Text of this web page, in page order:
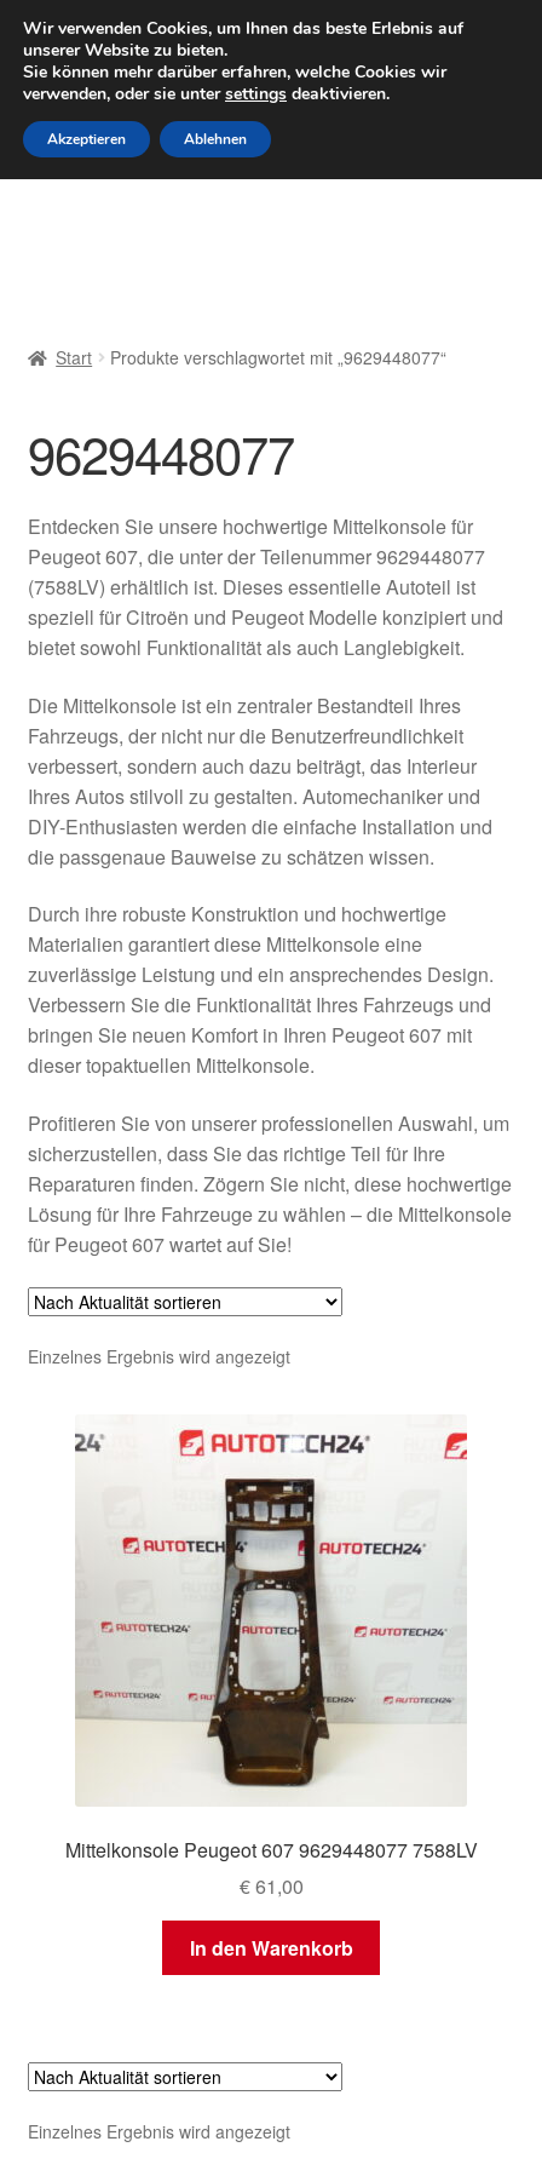
LIEFERUNG ab 6 EUR
Mo–Fr 9–16 Uhr · 0175 7465658
Zur
Navigation
springen
Zum
Inhalt
springen
Datenschutz-Bestimmungen
Impressum
Kasse
Kontakt
Lieferung
Mein Konto
Über uns
Warenkorb
Weltweiter Versand
Zahlungen
Start Produkte verschlagwortet mit „9629448077“
9629448077
Entdecken Sie unsere hochwertige Mittelkonsole für
Peugeot 607, die unter der Teilenummer 9629448077
(7588LV) erhältlich ist. Dieses essentielle Autoteil ist
speziell für Citroën und Peugeot Modelle konzipiert und
bietet sowohl Funktionalität als auch Langlebigkeit.
Die Mittelkonsole ist ein zentraler Bestandteil Ihres
Fahrzeugs, der nicht nur die Benutzerfreundlichkeit
verbessert, sondern auch dazu beiträgt, das Interieur
Ihres Autos stilvoll zu gestalten. Automechaniker und
DIY-Enthusiasten werden die einfache Installation und
die passgenaue Bauweise zu schätzen wissen.
Durch ihre robuste Konstruktion und hochwertige
Materialien garantiert diese Mittelkonsole eine
zuverlässige Leistung und ein ansprechendes Design.
Verbessern Sie die Funktionalität Ihres Fahrzeugs und
bringen Sie neuen Komfort in Ihren Peugeot 607 mit
dieser topaktuellen Mittelkonsole.
Profitieren Sie von unserer professionellen Auswahl, um
sicherzustellen, dass Sie das richtige Teil für Ihre
Reparaturen finden. Zögern Sie nicht, diese hochwertige
Lösung für Ihre Fahrzeuge zu wählen – die Mittelkonsole
für Peugeot 607 wartet auf Sie!
Einzelnes Ergebnis wird angezeigt
Mittelkonsole Peugeot 607 9629448077 7588LV
€61,00
In den Warenkorb
Einzelnes Ergebnis wird angezeigt
Wir verwenden Cookies, um Ihnen das beste Erlebnis auf
unserer Website zu bieten.
Sie können mehr darüber erfahren, welche Cookies wir
verwenden, oder sie untersettings deaktivieren.
Akzeptieren Ablehnen